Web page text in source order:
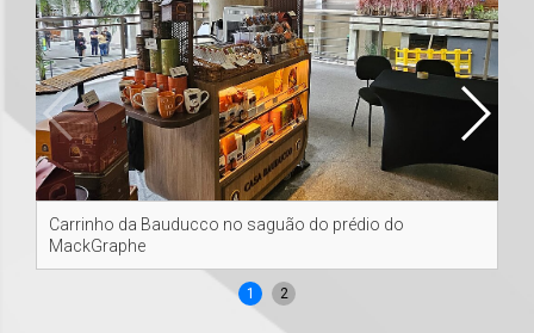
Carrinho da Bauducco no saguão do prédio do
MackGraphe
1 2